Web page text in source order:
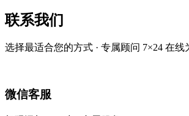
联系我们
选择最适合您的方式 · 专属顾问 7×24 在线
微信客服